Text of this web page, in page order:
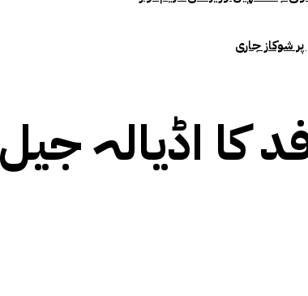
شوکاز جاری
کا اڈیالہ